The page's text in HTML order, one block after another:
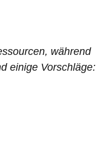
während
einige Vorschläge: